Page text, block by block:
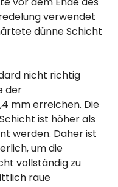
verwendet
dünne Schicht
nicht richtig
der
mm erreichen. Die
ist höher als
werden. Daher ist
um die
vollständig zu
raue